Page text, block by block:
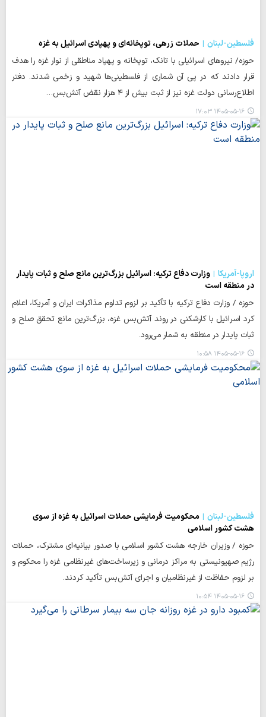
فلسطین-لبنان
حملات زرهی، توپخانه‌ای و پهپادی اسرائیل به غزه
حوزه/ نیروهای اسرائیلی با تانک، توپخانه و پهپاد مناطقی از نوار غزه را هدف
قرار دادند که در پی آن شماری از فلسطینی‌ها شهید و زخمی شدند. دفتر
اطلاع‌رسانی دولت غزه نیز از ثبت بیش از ۴ هزار نقض آتش‌بس…
۱۴۰۵-۰۵-۱۶ ۱۷:۰۳
اروپا-آمریکا
وزارت دفاع ترکیه: اسرائیل بزرگ‌ترین مانع صلح و ثبات پایدار
در منطقه است
حوزه / وزارت دفاع ترکیه با تأکید بر لزوم تداوم مذاکرات ایران و آمریکا، اعلام
کرد اسرائیل با کارشکنی در روند آتش‌بس غزه، بزرگ‌ترین مانع تحقق صلح و
ثبات پایدار در منطقه به شمار می‌رود.
۱۴۰۵-۰۵-۱۶ ۱۰:۵۸
فلسطین-لبنان
محکومیت فرمایشی حملات اسرائیل به غزه از سوی
هشت کشور اسلامی
حوزه / وزیران خارجه هشت کشور اسلامی با صدور بیانیه‌ای مشترک، حملات
رژیم صهیونیستی به مراکز درمانی و زیرساخت‌های غیرنظامی غزه را محکوم و
بر لزوم حفاظت از غیرنظامیان و اجرای آتش‌بس تأکید کردند.
۱۴۰۵-۰۵-۱۶ ۱۰:۵۴